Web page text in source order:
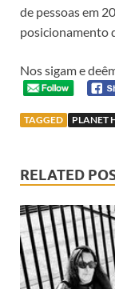
de pessoas em
posicionamento
Nos sigam e
TAGGED PLANET
RELATED